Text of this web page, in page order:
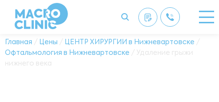
Главная / Цены / ЦЕНТР ХИРУРГИИ в Нижневартовске /
Офтальмология в Нижневартовске / Удаление грыжи
нижнего века